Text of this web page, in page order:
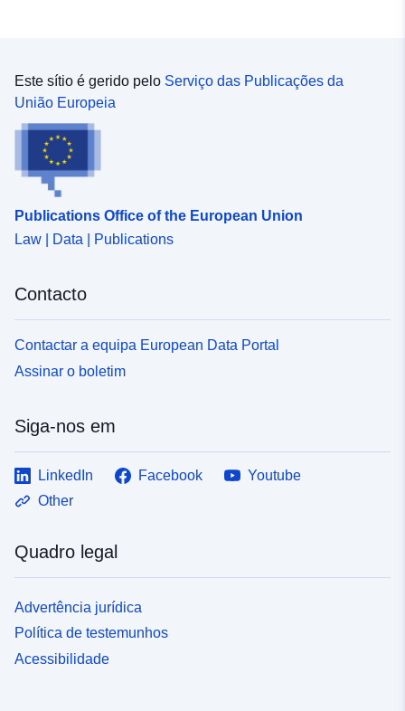
Este sítio é gerido pelo Serviço das Publicações da
União Europeia
Publications Office of the European Union
Law | Data | Publications
Contacto
Contactar a equipa European Data Portal
Assinar o boletim
Siga-nos em
LinkedIn Facebook
Youtube
Other
Quadro legal
Advertência jurídica
Política de testemunhos
Acessibilidade